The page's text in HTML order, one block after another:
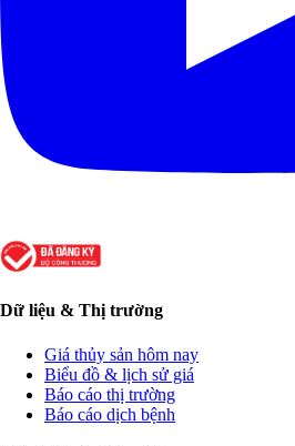
Dữ liệu & Thị trường
Giá thủy sản hôm nay
Biểu đồ & lịch sử giá
Báo cáo thị trường
Báo cáo dịch bệnh